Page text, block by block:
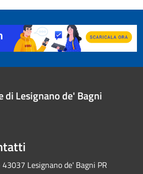
di Lesignano de' Bagni
Lesignano de' Bagni PR